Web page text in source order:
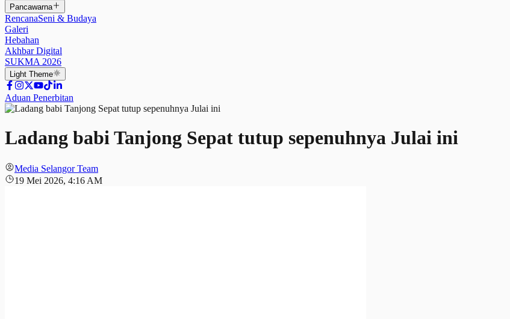
Pancawarna
RencanaSeni & Budaya
Galeri
Hebahan
Akhbar Digital
SUKMA 2026
Light Theme
Aduan Penerbitan
Ladang babi Tanjong Sepat tutup sepenuhnya Julai ini
Media Selangor Team
19 Mei 2026, 4:16 AM